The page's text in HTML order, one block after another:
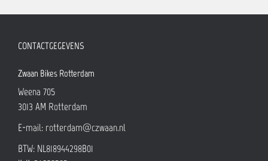
CONTACTGEGEVENS
Zwaan Bikes Rotterdam
Weena 705
3013 AM Rotterdam
E-mail: rotterdam@czwaan.nl
BTW: NL818944298B01